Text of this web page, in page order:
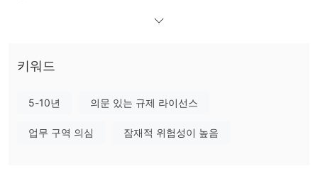
경쟁력 있는 스프레드로부터 시작되는 0.1 픽스로, Sky-Markets은
와 MetaTrader 5에서 지원되며, 익숙하고 사용자 친화적인 경험을
정이 제공됩니다.
키워드
5-10년 의문 있는 규제 라이선스
업무 구역 의심 잠재적 위험성이 높음